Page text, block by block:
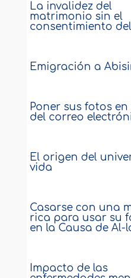
La invalidez del
matrimonio sin el
consentimiento
Emigración a
Poner sus fotos
del correo
El origen del
vida
Casarse con una
rica para usar su
en la Causa de Al-
Impacto de las